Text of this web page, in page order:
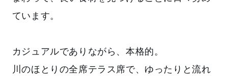
ています。
カジュアルでありながら、本格的。
川のほとりの全席テラス席で、ゆったりと流れ